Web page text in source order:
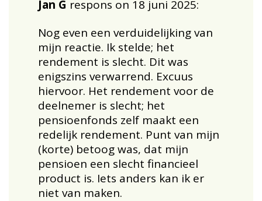
Jan G respons on 18 juni 2025:
Nog even een verduidelijking van
mijn reactie. Ik stelde; het
rendement is slecht. Dit was
enigszins verwarrend. Excuus
hiervoor. Het rendement voor de
deelnemer is slecht; het
pensioenfonds zelf maakt een
redelijk rendement. Punt van mijn
(korte) betoog was, dat mijn
pensioen een slecht financieel
product is. Iets anders kan ik er
niet van maken.